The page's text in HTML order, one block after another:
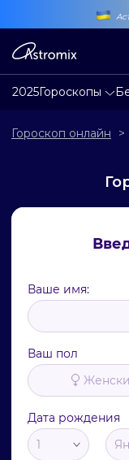
2025Гороскопы
Гороскоп онлайн >